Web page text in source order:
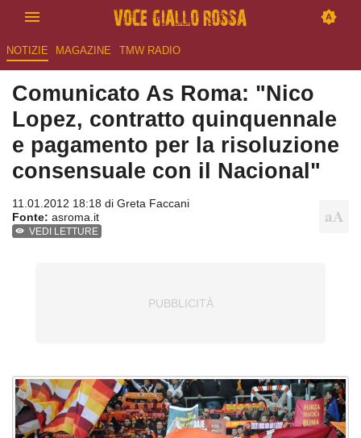
NOTIZIE MAGAZINE TMW RADIO
Comunicato As Roma: "Nico
Lopez, contratto quinquennale
e pagamento per la risoluzione
consensuale con il Nacional"
11.01.2012 18:18 di Greta Faccani
Fonte: asroma.it
VEDI LETTURE